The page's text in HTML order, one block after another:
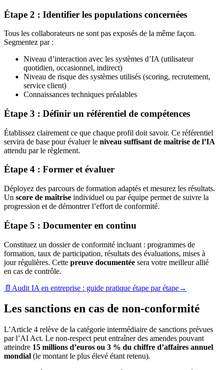
Étape 2 : Identifier les populations concernées
Tous les collaborateurs ne sont pas exposés de la même façon.
Segmentez par :
Niveau d’interaction avec les systèmes d’IA (utilisateur
quotidien, occasionnel, indirect)
Niveau de risque des systèmes utilisés (scoring, recrutement,
service client)
Connaissances techniques préalables
Étape 3 : Définir un référentiel de compétences
Établissez clairement ce que chaque profil doit savoir. Ce référentiel
servira de base pour évaluer le niveau suffisant de maîtrise de l’IA
attendu par le règlement.
Étape 4 : Former et évaluer
Déployez des parcours de formation adaptés et mesurez les résultats.
Un score de maîtrise individuel ou par équipe permet de suivre la
progression et de démontrer l’effort de conformité.
Étape 5 : Documenter en continu
Constituez un dossier de conformité incluant : programmes de
formation, taux de participation, résultats des évaluations, mises à
jour régulières. Cette preuve documentée sera votre meilleur allié
en cas de contrôle.
📄 Audit IA en entreprise : guide pratique étape par étape→
Les sanctions en cas de non-conformité
L’Article 4 relève de la catégorie intermédiaire de sanctions prévues
par l’AI Act. Le non-respect peut entraîner des amendes pouvant
atteindre 15 millions d’euros ou 3 % du chiffre d’affaires annuel
mondial (le montant le plus élevé étant retenu).